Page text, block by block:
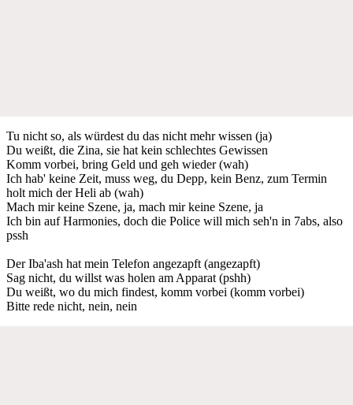
Tu nicht so, als würdest du das nicht mehr wissen (ja)
Du weißt, die Zina, sie hat kein schlechtes Gewissen
Komm vorbei, bring Geld und geh wieder (wah)
Ich hab' keine Zeit, muss weg, du Depp, kein Benz, zum Termin
holt mich der Heli ab (wah)
Mach mir keine Szene, ja, mach mir keine Szene, ja
Ich bin auf Harmonies, doch die Police will mich seh'n in 7abs, also
pssh
Der Iba'ash hat mein Telefon angezapft (angezapft)
Sag nicht, du willst was holen am Apparat (pshh)
Du weißt, wo du mich findest, komm vorbei (komm vorbei)
Bitte rede nicht, nein, nein